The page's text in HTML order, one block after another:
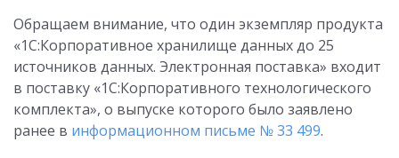
Обращаем внимание, что один экземпляр продукта
«1С:Корпоративное хранилище данных до 25
источников данных. Электронная поставка» входит
в поставку «1С:Корпоративного технологического
комплекта», о выпуске которого было заявлено
ранее в информационном письме № 33 499.